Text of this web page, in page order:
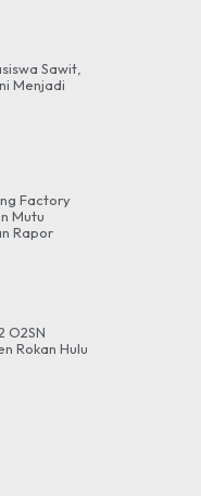
Sawit,
Menjadi
Factory
Mutu
Rapor
O2SN
Rokan Hulu